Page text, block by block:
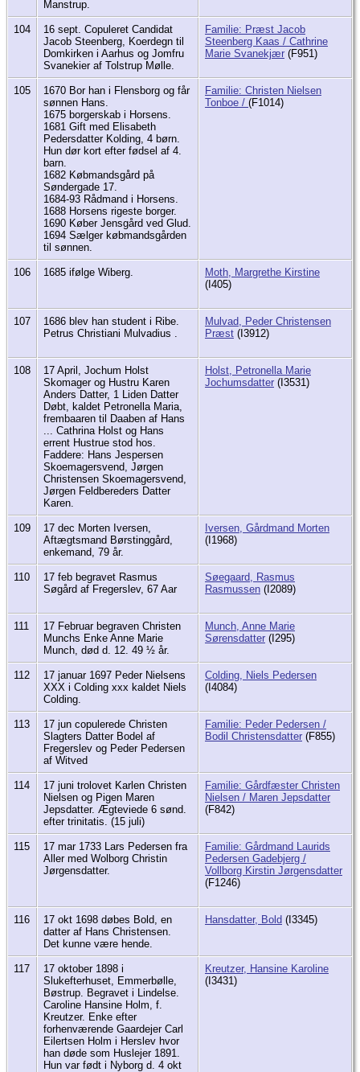
Manstrup.
104
16 sept. Copuleret Candidat
Jacob Steenberg, Koerdegn til
Domkirken i Aarhus og Jomfru
Svanekier af Tolstrup Mølle.
Familie: Præst Jacob
Steenberg Kaas / Cathrine
Marie Svanekjær (F951)
105
1670 Bor han i Flensborg og får
sønnen Hans.
1675 borgerskab i Horsens.
1681 Gift med Elisabeth
Pedersdatter Kolding, 4 børn.
Hun dør kort efter fødsel af 4.
barn.
1682 Købmandsgård på
Søndergade 17.
1684-93 Rådmand i Horsens.
1688 Horsens rigeste borger.
1690 Køber Jensgård ved Glud.
1694 Sælger købmandsgården
til sønnen.
Familie: Christen Nielsen
Tonboe / (F1014)
106 1685 ifølge Wiberg.
Moth, Margrethe Kirstine
(I405)
107
1686 blev han student i Ribe.
Petrus Christiani Mulvadius .
Mulvad, Peder Christensen
Præst (I3912)
108
17 April, Jochum Holst
Skomager og Hustru Karen
Anders Datter, 1 Liden Datter
Døbt, kaldet Petronella Maria,
frembaaren til Daaben af Hans
... Cathrina Holst og Hans
errent Hustrue stod hos.
Faddere: Hans Jespersen
Skoemagersvend, Jørgen
Christensen Skoemagersvend,
Jørgen Feldbereders Datter
Karen.
Holst, Petronella Marie
Jochumsdatter (I3531)
109
17 dec Morten Iversen,
Aftægtsmand Børstinggård,
enkemand, 79 år.
Iversen, Gårdmand Morten
(I1968)
110
17 feb begravet Rasmus
Søgård af Fregerslev, 67 Aar
Søegaard, Rasmus
Rasmussen (I2089)
111
17 Februar begraven Christen
Munchs Enke Anne Marie
Munch, død d. 12. 49 ½ år.
Munch, Anne Marie
Sørensdatter (I295)
112
17 januar 1697 Peder Nielsens
XXX i Colding xxx kaldet Niels
Colding.
Colding, Niels Pedersen
(I4084)
113
17 jun copulerede Christen
Slagters Datter Bodel af
Fregerslev og Peder Pedersen
af Witved
Familie: Peder Pedersen /
Bodil Christensdatter (F855)
114
17 juni trolovet Karlen Christen
Nielsen og Pigen Maren
Jepsdatter. Ægteviede 6 sønd.
efter trinitatis. (15 juli)
Familie: Gårdfæster Christen
Nielsen / Maren Jepsdatter
(F842)
115
17 mar 1733 Lars Pedersen fra
Aller med Wolborg Christin
Jørgensdatter.
Familie: Gårdmand Laurids
Pedersen Gadebjerg /
Vollborg Kirstin Jørgensdatter
(F1246)
116
17 okt 1698 døbes Bold, en
datter af Hans Christensen.
Det kunne være hende.
Hansdatter, Bold (I3345)
117
17 oktober 1898 i
Slukefterhuset, Emmerbølle,
Bøstrup. Begravet i Lindelse.
Caroline Hansine Holm, f.
Kreutzer. Enke efter
forhenværende Gaardejer Carl
Eilertsen Holm i Herslev hvor
han døde som Huslejer 1891.
Hun var født i Nyborg d. 4 okt
Kreutzer, Hansine Karoline
(I3431)